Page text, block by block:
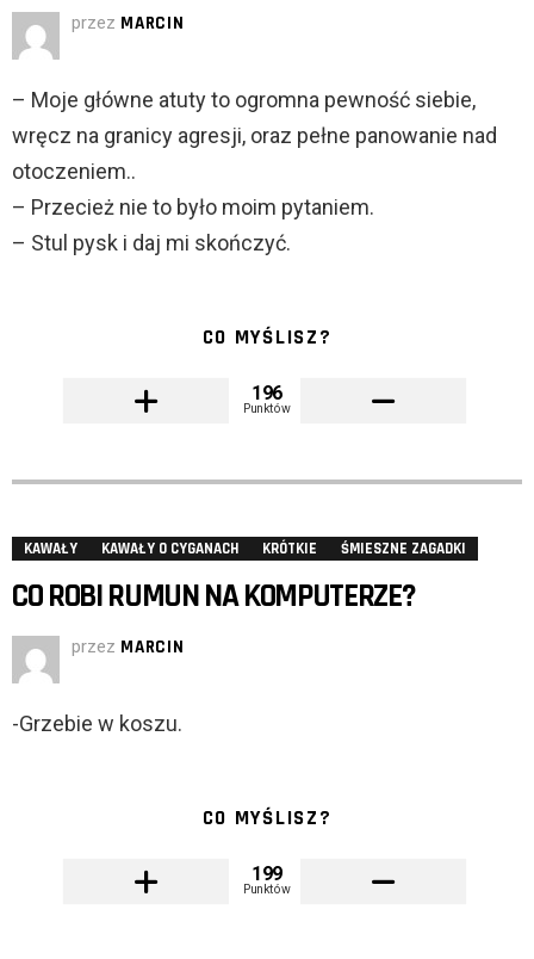
przez MARCIN
– Moje główne atuty to ogromna pewność siebie,
wręcz na granicy agresji, oraz pełne panowanie nad
otoczeniem..
– Przecież nie to było moim pytaniem.
– Stul pysk i daj mi skończyć.
CO MYŚLISZ?
196
Punktów
KAWAŁY KAWAŁY O CYGANACH KRÓTKIE ŚMIESZNE ZAGADKI
CO ROBI RUMUN NA KOMPUTERZE?
przez MARCIN
-Grzebie w koszu.
CO MYŚLISZ?
199
Punktów